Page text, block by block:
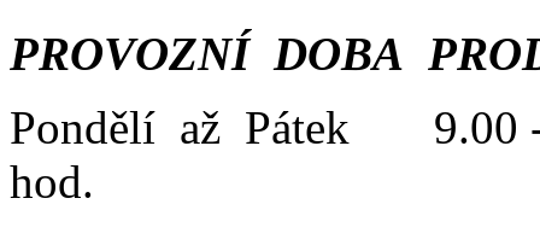
PROVOZNÍ DOBA
Pondělí až Pátek 9.00
hod.